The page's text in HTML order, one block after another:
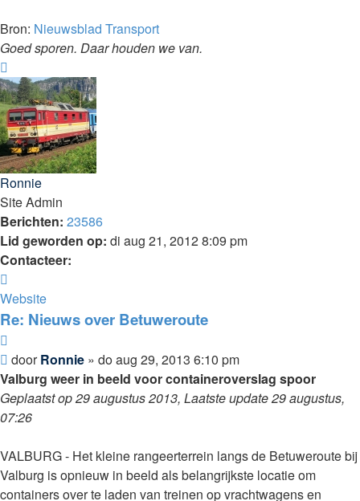
Bron: Nieuwsblad Transport
Goed sporen. Daar houden we van.
Ronnie
Site Admin
Berichten: 23586
Lid geworden op: di aug 21, 2012 8:09 pm
Contacteer:
Ronnie
Website
Re: Nieuws over Betuweroute
Bericht
doorRonnie » do aug 29, 2013 6:10 pm
Valburg weer in beeld voor containeroverslag spoor
Geplaatst op 29 augustus 2013, Laatste update 29 augustus,
07:26
VALBURG - Het kleine rangeerterrein langs de Betuweroute bij
Valburg is opnieuw in beeld als belangrijkste locatie om
containers over te laden van treinen op vrachtwagens en